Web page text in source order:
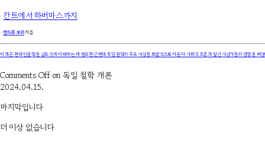
: 칸트에서 하버마스까지
۰앤드류 보위 지음
이 책은 현대 인문학을 심도 있게 이해하는 데 필요한 근현대 독일 철학의 주요 사상을 포괄적으로 다룬다. 사회적 흐름과 앞선 사상가들의 영향을
Comments Off on 독일 철학 개론
2024.04.15.
마지막입니다
더 이상 없습니다